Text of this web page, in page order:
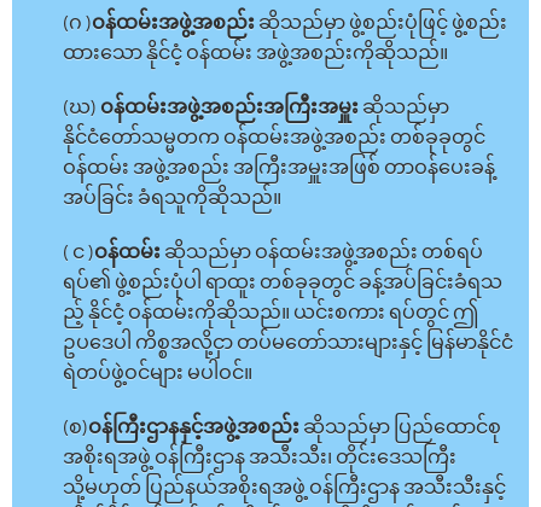
(ဂ )ဝန်ထမ်းအဖွဲ့အစည်း ဆိုသည်မှာ ဖွဲ့စည်းပုံဖြင့် ဖွဲ့စည်း
ထားသော နိုင်ငံ့ ဝန်ထမ်း အဖွဲ့အစည်းကိုဆိုသည်။
(ဃ) ဝန်ထမ်းအဖွဲ့အစည်းအကြီးအမှူး ဆိုသည်မှာ
နိုင်ငံတော်သမ္မတက ဝန်ထမ်းအဖွဲ့အစည်း တစ်ခုခုတွင်
ဝန်ထမ်း အဖွဲ့အစည်း အကြီးအမှူးအဖြစ် တာဝန်ပေးခန့်
အပ်ခြင်း ခံရသူကိုဆိုသည်။
( င )ဝန်ထမ်း ဆိုသည်မှာ ဝန်ထမ်းအဖွဲ့အစည်း တစ်ရပ်
ရပ်၏ ဖွဲ့စည်းပုံပါ ရာထူး တစ်ခုခုတွင် ခန့်အပ်ခြင်းခံရသ
ည့် နိုင်ငံ့ ဝန်ထမ်းကိုဆိုသည်။ ယင်းစကား ရပ်တွင် ဤ
ဥပဒေပါ ကိစ္စအလို့ငှာ တပ်မတော်သားများနှင့် မြန်မာနိုင်ငံ
ရဲတပ်ဖွဲ့ဝင်များ မပါဝင်။
(စ)ဝန်ကြီးဌာနနှင့်အဖွဲ့အစည်း ဆိုသည်မှာ ပြည်ထောင်စု
အစိုးရအဖွဲ့ ဝန်ကြီးဌာန အသီးသီး၊ တိုင်းဒေသကြီး
သို့မဟုတ် ပြည်နယ်အစိုးရအဖွဲ့ ဝန်ကြီးဌာန အသီးသီးနှင့်